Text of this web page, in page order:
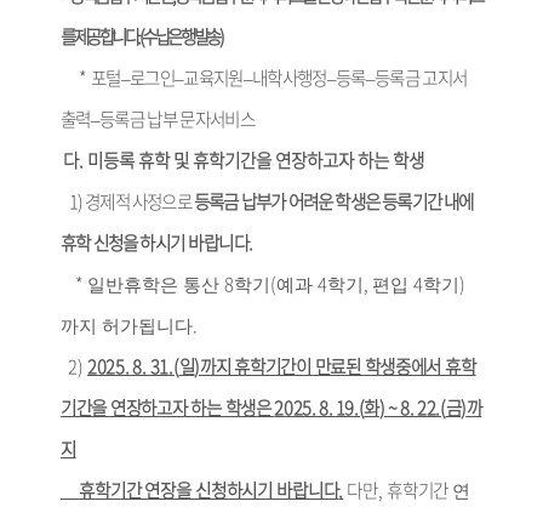
를 제공합니다.(수납은행 발송)
* 포털–로그인–교육지원–내학사행정–등록–등록금 고지서
출력–등록금 납부 문자서비스
다. 미등록 휴학 및 휴학기간을 연장하고자 하는 학생
1)경제적 사정으로등록금 납부가 어려운 학생은 등록기간 내에
휴학 신청을 하시기 바랍니다.
* 일반휴학은 통산 8학기 (예과 4학기 , 편입 4학기 )
까지 허가됩니다.
2)2025. 8. 31.(일)까지 휴학기간이 만료된 학생중에서 휴학
기간을 연장하고자 하는 학생은2025. 8. 19.(화) ~ 8. 22.(금)까
지
휴학기간 연장을 신청하시기 바랍니다. 다만, 휴학기간 연